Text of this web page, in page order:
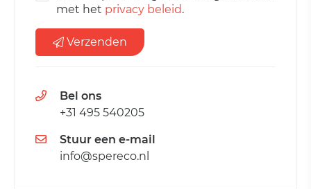
met het privacy beleid.
Verzenden
Bel ons
+31 495 540205
Stuur een e-mail
info@spereco.nl